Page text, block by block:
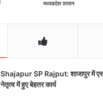
Shajapur SP Rajput: शाजापुर में
नेतृत्व में हुए बेहतर कार्य